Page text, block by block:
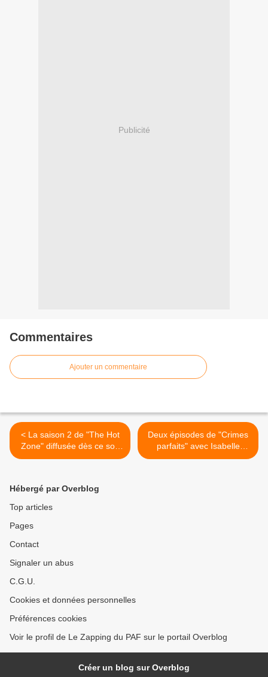
Publicité
Commentaires
Ajouter un commentaire
< La saison 2 de "The Hot
Zone" diffusée dès ce soir
sur National Geographic
Deux épisodes de "Crimes
parfaits" avec Isabelle
Gélinas et Arthur Mazet,
Hébergé par Overblog
Top articles
Pages
Contact
Signaler un abus
C.G.U.
Cookies et données personnelles
Préférences cookies
Voir le profil de Le Zapping du PAF sur le portail Overblog
Créer un blog sur Overblog